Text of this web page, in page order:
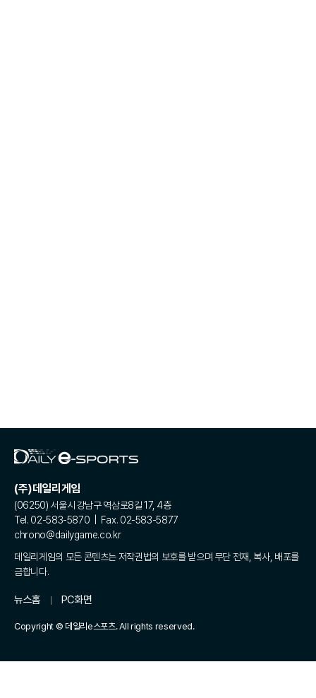
(주)데일리게임
(06250) 서울시 강남구 역삼로8길 17, 4층
Tel. 02-583-5870 | Fax. 02-583-5877
chrono@dailygame.co.kr
데일리게임의 모든 콘텐츠는 저작권법의 보호를 받으며 무단 전재, 복사, 배포를
금합니다.
뉴스홈 PC화면
Copyright © 데일리e스포츠. All rights reserved.